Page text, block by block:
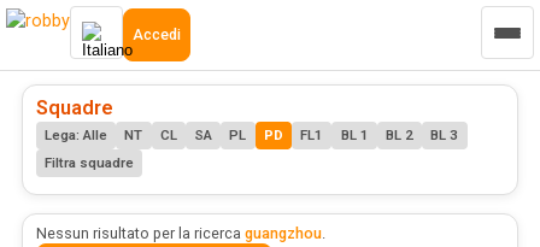
Accedi
Squadre
Lega: Alle NT CL SA PL PD FL1 BL 1 BL 2
BL 3
Filtra squadre
Nessun risultato per la ricerca guangzhou.